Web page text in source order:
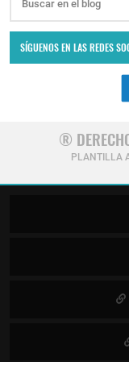
SÍGUENOS EN LAS REDES
®
PLANTILLA